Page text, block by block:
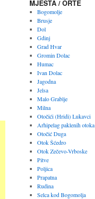
MJESTA / ORTE
Bogomolje
Brusje
Dol
Gdinj
Grad Hvar
Gromin Dolac
Humac
Ivan Dolac
Jagodna
Jelsa
Malo Grablje
Milna
Otočići (Hridi) Lukavci
Arhipelag paklenih otoka
Otočić Duga
Otok Šćedro
Otok Zečevo-Vrboske
Pitve
Poljica
Prapatna
Rudina
Selca kod Bogomolja